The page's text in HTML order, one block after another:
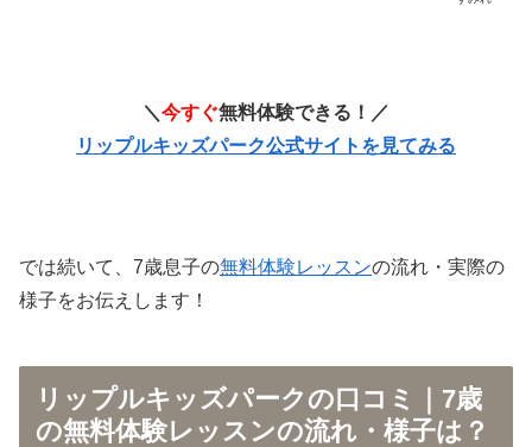
＼ 今すぐ無料体験できる！／
リップルキッズパーク公式サイトを見てみる
では続いて、7歳息子の無料体験レッスンの流れ・実際の
様子をお伝えします！
リップルキッズパークの口コミ｜7歳
の無料体験レッスンの流れ・様子は？